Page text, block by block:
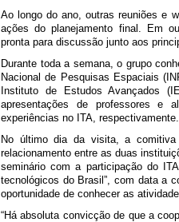
Ao longo do ano, outras reuniões e
ações do planejamento final. Em
pronta para discussão junto aos
Durante toda a semana, o grupo
Nacional de Pesquisas Espaciais
Instituto de Estudos Avançados
apresentações de professores e
experiências no ITA, respectivamente.
No último dia da visita, a
relacionamento entre as duas
seminário com a participação do
tecnológicos do Brasil”, com data a
oportunidade de conhecer as
“Há absoluta convicção de que a